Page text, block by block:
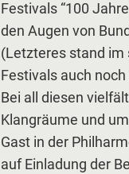
Festivals “100
den Augen von
(Letzteres stand im
Festivals auch
Bei all diesen
Klangräume und
Gast in der
auf Einladung der